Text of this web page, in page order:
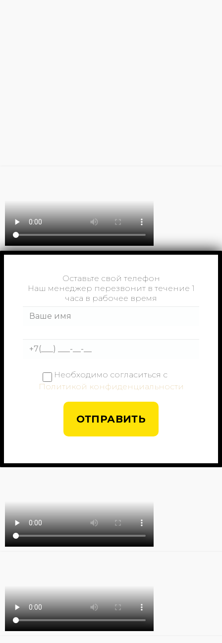
Оставьте свой телефон
Наш менеджер перезвонит в течение 1
часа в рабочее время
Необходимо согласиться с
Политикой конфиденциальности